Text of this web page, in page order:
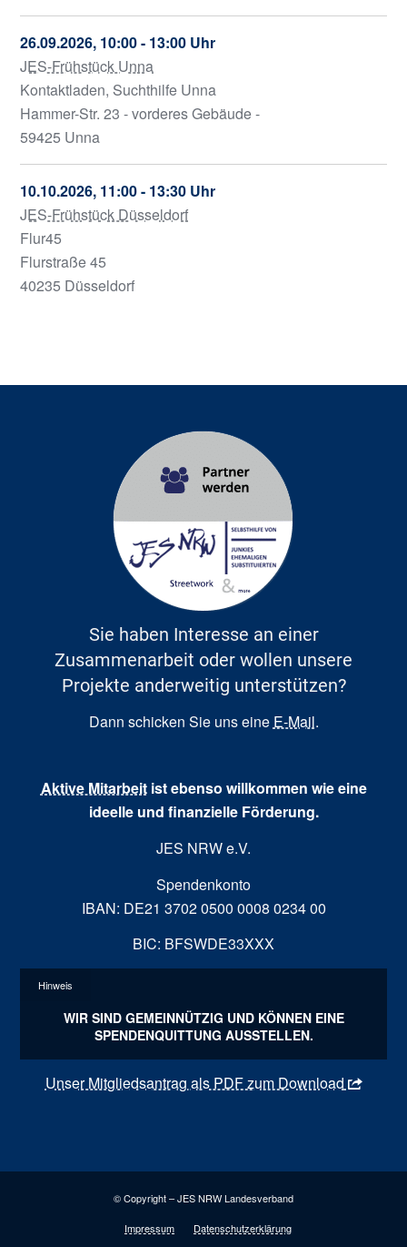
26.09.2026, 10:00 - 13:00 Uhr
JES-Frühstück Unna
Kontaktladen, Suchthilfe Unna
Hammer-Str. 23 - vorderes Gebäude -
59425 Unna
10.10.2026, 11:00 - 13:30 Uhr
JES-Frühstück Düsseldorf
Flur45
Flurstraße 45
40235 Düsseldorf
Sie haben Interesse an einer
Zusammenarbeit oder wollen unsere
Projekte anderweitig unterstützen?
Dann schicken Sie uns eine E-Mail.
Aktive Mitarbeitist ebenso willkommen wie eine
ideelle und finanzielle Förderung.
JES NRW e.V.
Spendenkonto
IBAN: DE21 3702 0500 0008 0234 00
BIC: BFSWDE33XXX
Hinweis
WIR SIND GEMEINNÜTZIG UND KÖNNEN EINE
SPENDENQUITTUNG AUSSTELLEN.
Unser Mitgliedsantrag als PDF zum Download
© Copyright – JES NRW Landesverband
Impressum Datenschutzerklärung